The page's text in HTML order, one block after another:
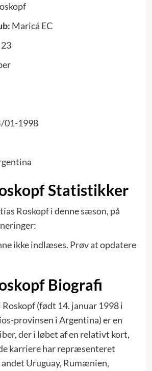
Maricá EC
23
01-1998
Statistikker
Roskopf i denne sæson, på
ikke indlæses. Prøv at opdatere
Biografi
(født 14. januar 1998 i
provinsen i Argentina) er en
der i løbet af en relativt kort,
karriere har repræsenteret
Uruguay, Rumænien,